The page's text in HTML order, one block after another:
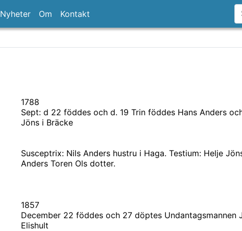
Nyheter Om Kontakt
1788
Sept: d 22 föddes och d. 19 Trin föddes Hans Anders
Jöns i Bräcke
Susceptrix: Nils Anders hustru i Haga. Testium: Helje
Anders Toren Ols dotter.
1857
December 22 föddes och 27 döptes Undantagsmannen
Elishult